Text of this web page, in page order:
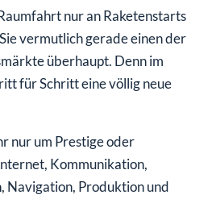
entstehen nur an Raketenstarts
vermutlich gerade einen der
überhaupt. Denn im
für Schritt eine völlig neue
nur um Prestige oder
Kommunikation,
Navigation, Produktion und